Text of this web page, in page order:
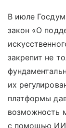
В июле
закон «О
закрепит не
их
платформы
возможность
с помощью ИИ.